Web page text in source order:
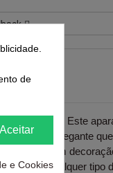
Angel Cerdá. Este
diferente e elegante que
em
em qualquer tipo
de
Aceitar
e Cookies